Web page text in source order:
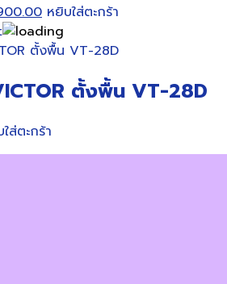
Current
price
is:
หยิบใส่ตะกร้า
ตั้งพื้น VT-28D
ส่ตะกร้า